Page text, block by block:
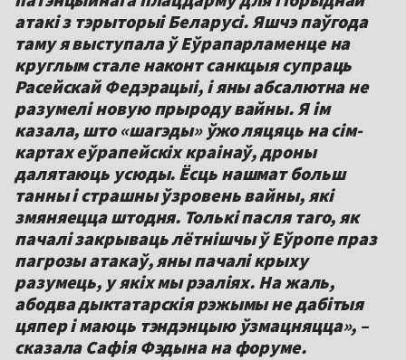
атакі з тэрыторыі Беларусі. Яшчэ паўгода
таму я выступала ў Еўрапарламенце на
круглым стале наконт санкцыя супраць
Расейскай Федэрацыі, і яны абсалютна не
разумелі новую прыроду вайны. Я ім
казала, што «шагэды» ўжо ляцяць на сім-
картах еўрапейскіх краінаў, дроны
далятаюць усюды. Ёсць нашмат больш
танны і страшны ўзровень вайны, які
змяняецца штодня. Толькі пасля таго, як
пачалі закрываць лётнішчы ў Еўропе праз
пагрозы атакаў, яны пачалі крыху
разумець, у якіх мы рэаліях. На жаль,
абодва дыктатарскія рэжымы не дабітыя
цяпер і маюць тэндэнцыю ўзмацняцца», –
сказала Сафія Фэдына на форуме.